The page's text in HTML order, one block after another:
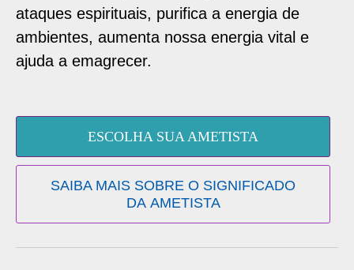
ataques espirituais, purifica a energia de
ambientes, aumenta nossa energia vital e
ajuda a emagrecer.
ESCOLHA SUA AMETISTA
SAIBA MAIS SOBRE O SIGNIFICADO
DA AMETISTA